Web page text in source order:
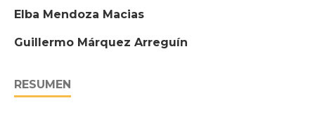
Elba Mendoza Macias
Guillermo Márquez Arreguín
RESUMEN